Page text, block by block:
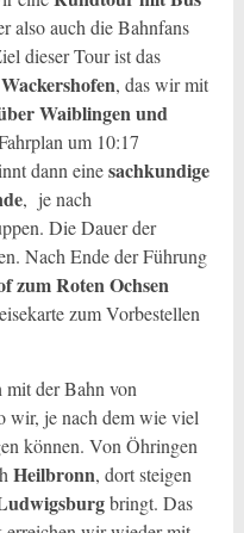
also auch die Bahnfans
dieser Tour ist das
, das wir mit
Waiblingen und
um 10:17
dann einesachkundige
, je nach
Die Dauer der
Nach Ende der Führung
zum Roten Ochsen
zum Vorbestellen
mit der Bahn von
wir, je nach dem wie viel
können. Von Öhringen
Heilbronn, dort steigen
bringt. Das